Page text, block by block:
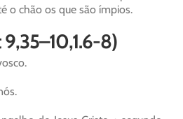
o chão os que são ímpios.
8)